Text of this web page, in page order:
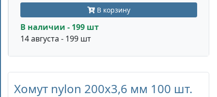
В корзину
В наличии - 199 шт
14 августа - 199 шт
Хомут nylon 200x3,6 мм 100 шт.